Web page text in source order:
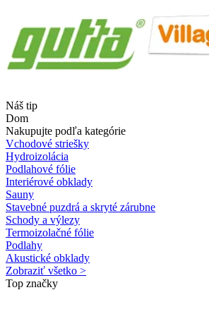
Náš tip
Dom
Nakupujte podľa kategórie
Vchodové striešky
Hydroizolácia
Podlahové fólie
Interiérové obklady
Sauny
Stavebné puzdrá a skryté zárubne
Schody a výlezy
Termoizolačné fólie
Podlahy
Akustické obklady
Zobraziť všetko >
Top značky